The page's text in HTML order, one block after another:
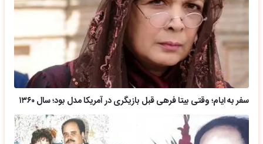
سفر به ایام؛ وقتی بیتا فرهی قبل بازیگری در آمریکا مدل بود؛ سال ۱۳۶۰